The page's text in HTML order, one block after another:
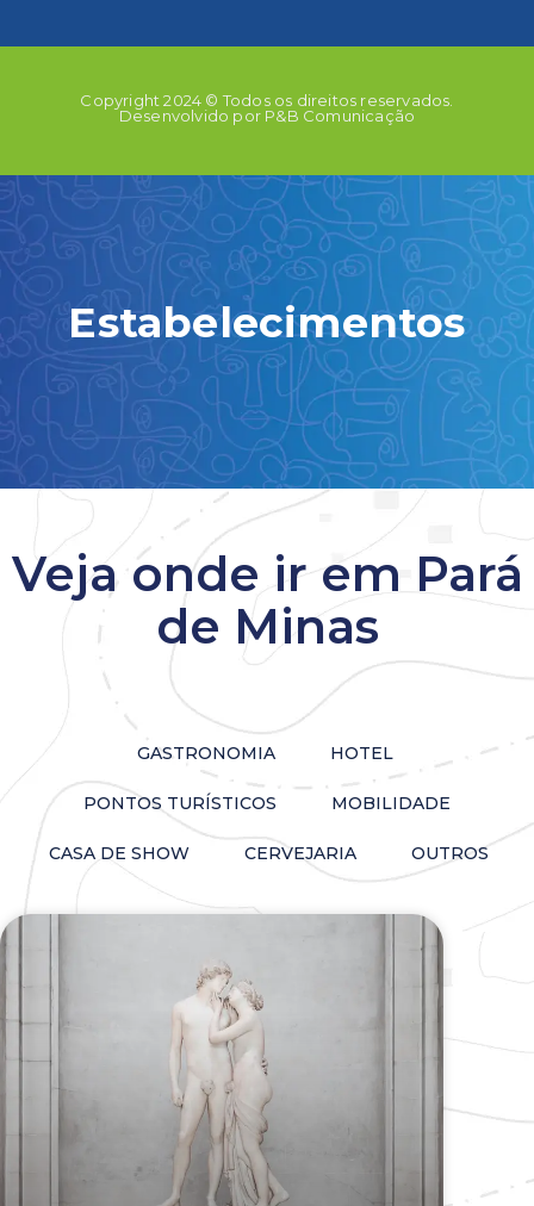
Copyright 2024 © Todos os direitos reservados.
Desenvolvido por P&B Comunicação
Estabelecimentos
Veja onde ir em Pará
de Minas
GASTRONOMIA HOTEL
PONTOS TURÍSTICOS MOBILIDADE
CASA DE SHOW CERVEJARIA OUTROS